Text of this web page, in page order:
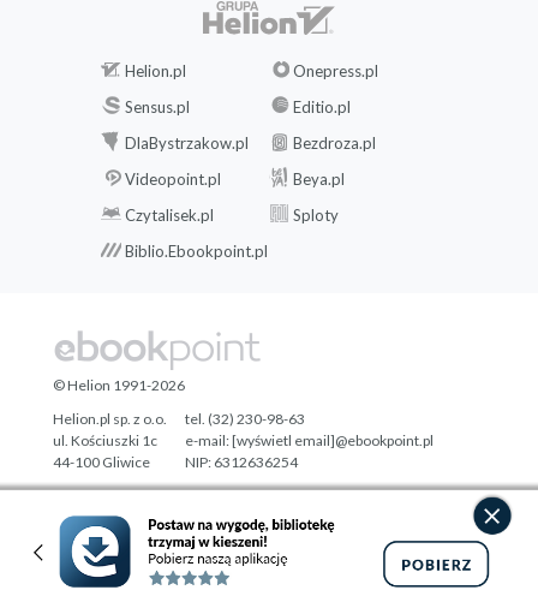
Helion.pl
Onepress.pl
Sensus.pl
Editio.pl
DlaBystrzakow.pl
Bezdroza.pl
Videopoint.pl
Beya.pl
Czytalisek.pl
Sploty
Biblio.Ebookpoint.pl
Designed with ♥ byTonik.pl
© Helion 1991-2026
Helion.pl sp. z o.o.
ul. Kościuszki 1c
44-100 Gliwice
tel. (32) 230-98-63
e-mail:[wyświetl email]@ebookpoint.pl
NIP: 6312636254
Regon: 241989027
Pełna wersja strony »